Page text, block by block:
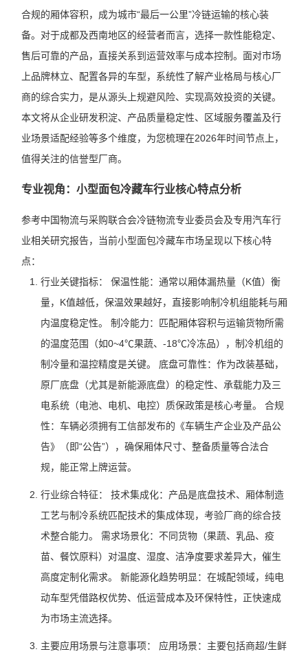
合规的厢体容积，成为城市“最后一公里”冷链运输的核心装
备。对于成都及西南地区的经营者而言，选择一款性能稳定、
售后可靠的产品，直接关系到运营效率与成本控制。面对市场
上品牌林立、配置各异的车型，系统性了解产业格局与核心厂
商的综合实力，是从源头上规避风险、实现高效投资的关键。
本文将从企业研发积淀、产品质量稳定性、区域服务覆盖及行
业场景适配经验等多个维度，为您梳理在2026年时间节点上，
值得关注的信誉型厂商。
专业视角：小型面包冷藏车行业核心特点分析
参考中国物流与采购联合会冷链物流专业委员会及专用汽车行
业相关研究报告，当前小型面包冷藏车市场呈现以下核心特
点：
行业关键指标： 保温性能：通常以厢体漏热量（K值）衡
量，K值越低，保温效果越好，直接影响制冷机组能耗与厢
内温度稳定性。 制冷能力：匹配厢体容积与运输货物所需
的温度范围（如0~4℃果蔬、-18℃冷冻品），制冷机组的
制冷量和温控精度是关键。 底盘可靠性：作为改装基础，
原厂底盘（尤其是新能源底盘）的稳定性、承载能力及三
电系统（电池、电机、电控）质保政策是核心考量。 合规
性：车辆必须拥有工信部发布的《车辆生产企业及产品公
告》（即“公告”），确保厢体尺寸、整备质量等合法合
规，能正常上牌运营。
行业综合特征： 技术集成化：产品是底盘技术、厢体制造
工艺与制冷系统匹配技术的集成体现，考验厂商的综合技
术整合能力。 需求场景化：不同货物（果蔬、乳品、疫
苗、餐饮原料）对温度、湿度、洁净度要求差异大，催生
高度定制化需求。 新能源化趋势明显：在城配领域，纯电
动车型凭借路权优势、低运营成本及环保特性，正快速成
为市场主流选择。
主要应用场景与注意事项： 应用场景：主要包括商超/生鲜